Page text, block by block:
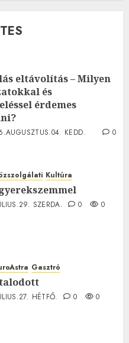
eltávolítás – Milyen
és
érdemes
KEDD.
0
Kultúra
SZERDA. 0 0
Gasztró
HÉTFŐ. 0 0